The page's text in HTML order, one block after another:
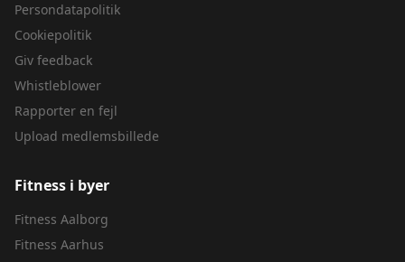
Persondatapolitik
Cookiepolitik
Giv feedback
Whistleblower
Rapporter en fejl
Upload medlemsbillede
Fitness i byer
Fitness Aalborg
Fitness Aarhus